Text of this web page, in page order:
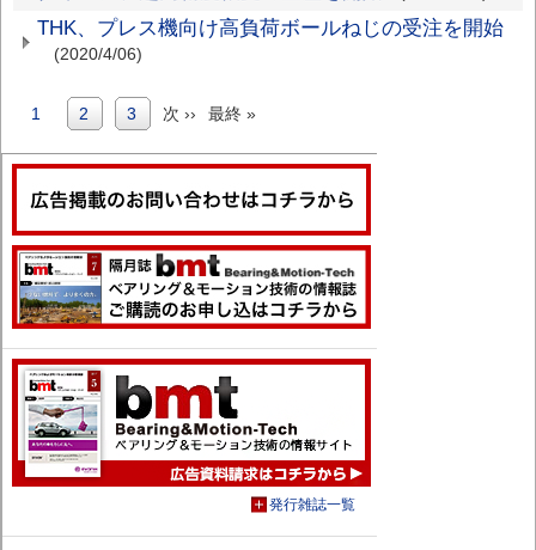
THK、プレス機向け高負荷ボールねじの受注を開始
(2020/4/06)
ジ
送
り
カ
ト
ペ
ー
ジ
1 Page
2 Page
3
次
ジ
次 ››
最
ー
ジ
最終 »
発行雑誌一覧